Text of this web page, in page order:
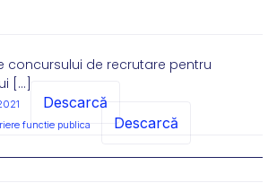
concursului de recrutare pentru
[…]
Descarcă
functie publica Descarcă